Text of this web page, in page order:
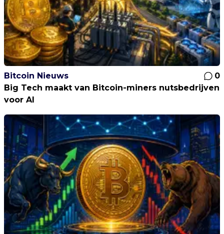
Bitcoin Nieuws
0
Big Tech maakt van Bitcoin-miners nutsbedrijven
voor AI